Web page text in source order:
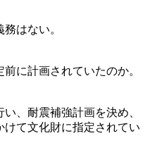
はない。
に計画されていたのか。
、耐震補強計画を決め、
て文化財に指定されてい